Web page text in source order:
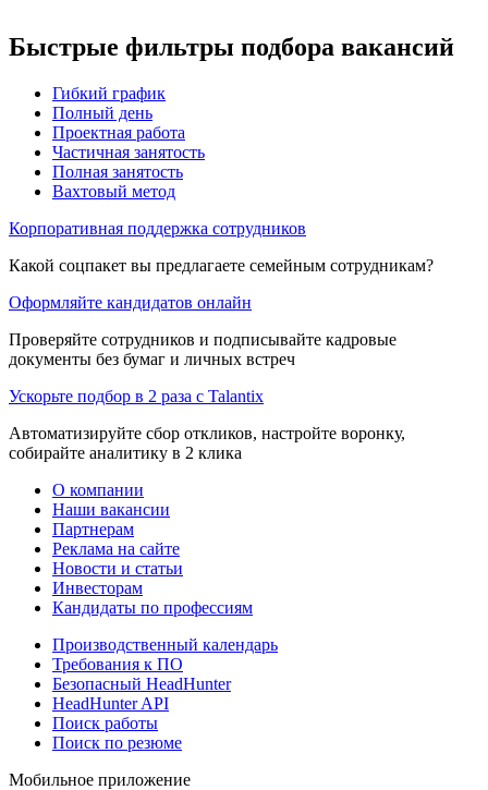
Быстрые фильтры подбора вакансий
Гибкий график
Полный день
Проектная работа
Частичная занятость
Полная занятость
Вахтовый метод
Корпоративная поддержка сотрудников
Какой соцпакет вы предлагаете семейным сотрудникам?
Оформляйте кандидатов онлайн
Проверяйте сотрудников и подписывайте кадровые
документы без бумаг и личных встреч
Ускорьте подбор в 2 раза с Talantix
Автоматизируйте сбор откликов, настройте воронку,
собирайте аналитику в 2 клика
О компании
Наши вакансии
Партнерам
Реклама на сайте
Новости и статьи
Инвесторам
Кандидаты по профессиям
Производственный календарь
Требования к ПО
Безопасный HeadHunter
HeadHunter API
Поиск работы
Поиск по резюме
Мобильное приложение